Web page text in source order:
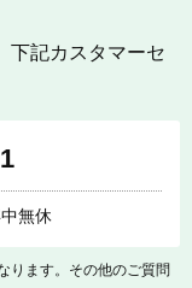
下記カスタマーセ
無休
ります。その他のご質問